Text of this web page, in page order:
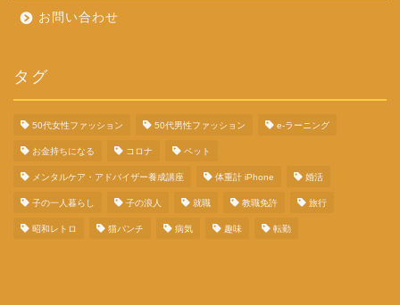
お問い合わせ
タグ
50代女性ファッション 50代男性ファッション e-ラーニング
お金持ちになる コロナ ペット
メンタルケア・アドバイザー養成講座 体重計 iPhone 婚活
子の一人暮らし 子の浪人 就職 教職免許 旅行
昭和レトロ 猫パンチ 病気 趣味 転勤